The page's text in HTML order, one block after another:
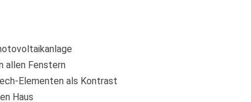
allen Fenstern
Elementen als Kontrast
Haus